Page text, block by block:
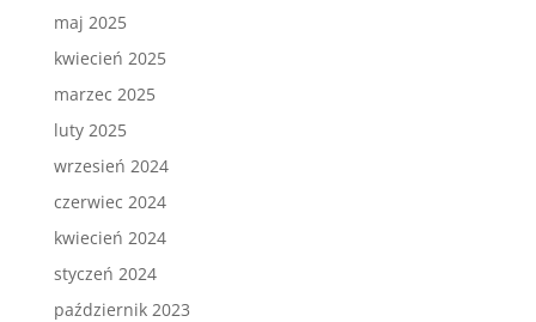
maj 2025
kwiecień 2025
marzec 2025
luty 2025
wrzesień 2024
czerwiec 2024
kwiecień 2024
styczeń 2024
październik 2023